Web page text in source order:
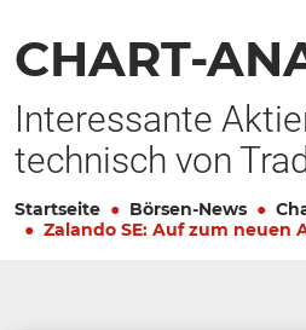
CHART-
Interessante
technisch von
Startseite Börsen-News
Zalando SE: Auf zum neuen